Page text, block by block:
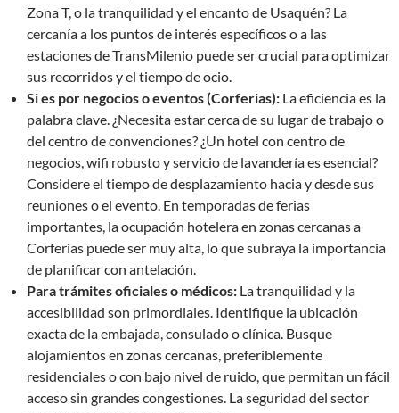
Zona T, o la tranquilidad y el encanto de Usaquén? La
cercanía a los puntos de interés específicos o a las
estaciones de TransMilenio puede ser crucial para optimizar
sus recorridos y el tiempo de ocio.
Si es por negocios o eventos (Corferias): La eficiencia es la
palabra clave. ¿Necesita estar cerca de su lugar de trabajo o
del centro de convenciones? ¿Un hotel con centro de
negocios, wifi robusto y servicio de lavandería es esencial?
Considere el tiempo de desplazamiento hacia y desde sus
reuniones o el evento. En temporadas de ferias
importantes, la ocupación hotelera en zonas cercanas a
Corferias puede ser muy alta, lo que subraya la importancia
de planificar con antelación.
Para trámites oficiales o médicos: La tranquilidad y la
accesibilidad son primordiales. Identifique la ubicación
exacta de la embajada, consulado o clínica. Busque
alojamientos en zonas cercanas, preferiblemente
residenciales o con bajo nivel de ruido, que permitan un fácil
acceso sin grandes congestiones. La seguridad del sector